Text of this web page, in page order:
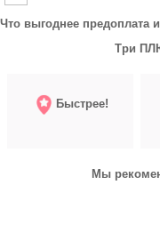
Что выгоднее предоплата
Три
Быстрее!
Мы